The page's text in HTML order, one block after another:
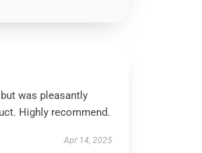
was pleasantly
Highly recommend.
Apr 14, 2025